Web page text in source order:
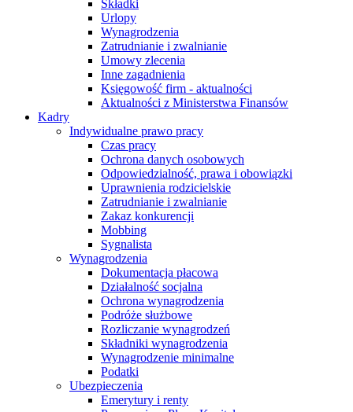
Składki
Urlopy
Wynagrodzenia
Zatrudnianie i zwalnianie
Umowy zlecenia
Inne zagadnienia
Księgowość firm - aktualności
Aktualności z Ministerstwa Finansów
Kadry
Indywidualne prawo pracy
Czas pracy
Ochrona danych osobowych
Odpowiedzialność, prawa i obowiązki
Uprawnienia rodzicielskie
Zatrudnianie i zwalnianie
Zakaz konkurencji
Mobbing
Sygnalista
Wynagrodzenia
Dokumentacja płacowa
Działalność socjalna
Ochrona wynagrodzenia
Podróże służbowe
Rozliczanie wynagrodzeń
Składniki wynagrodzenia
Wynagrodzenie minimalne
Podatki
Ubezpieczenia
Emerytury i renty